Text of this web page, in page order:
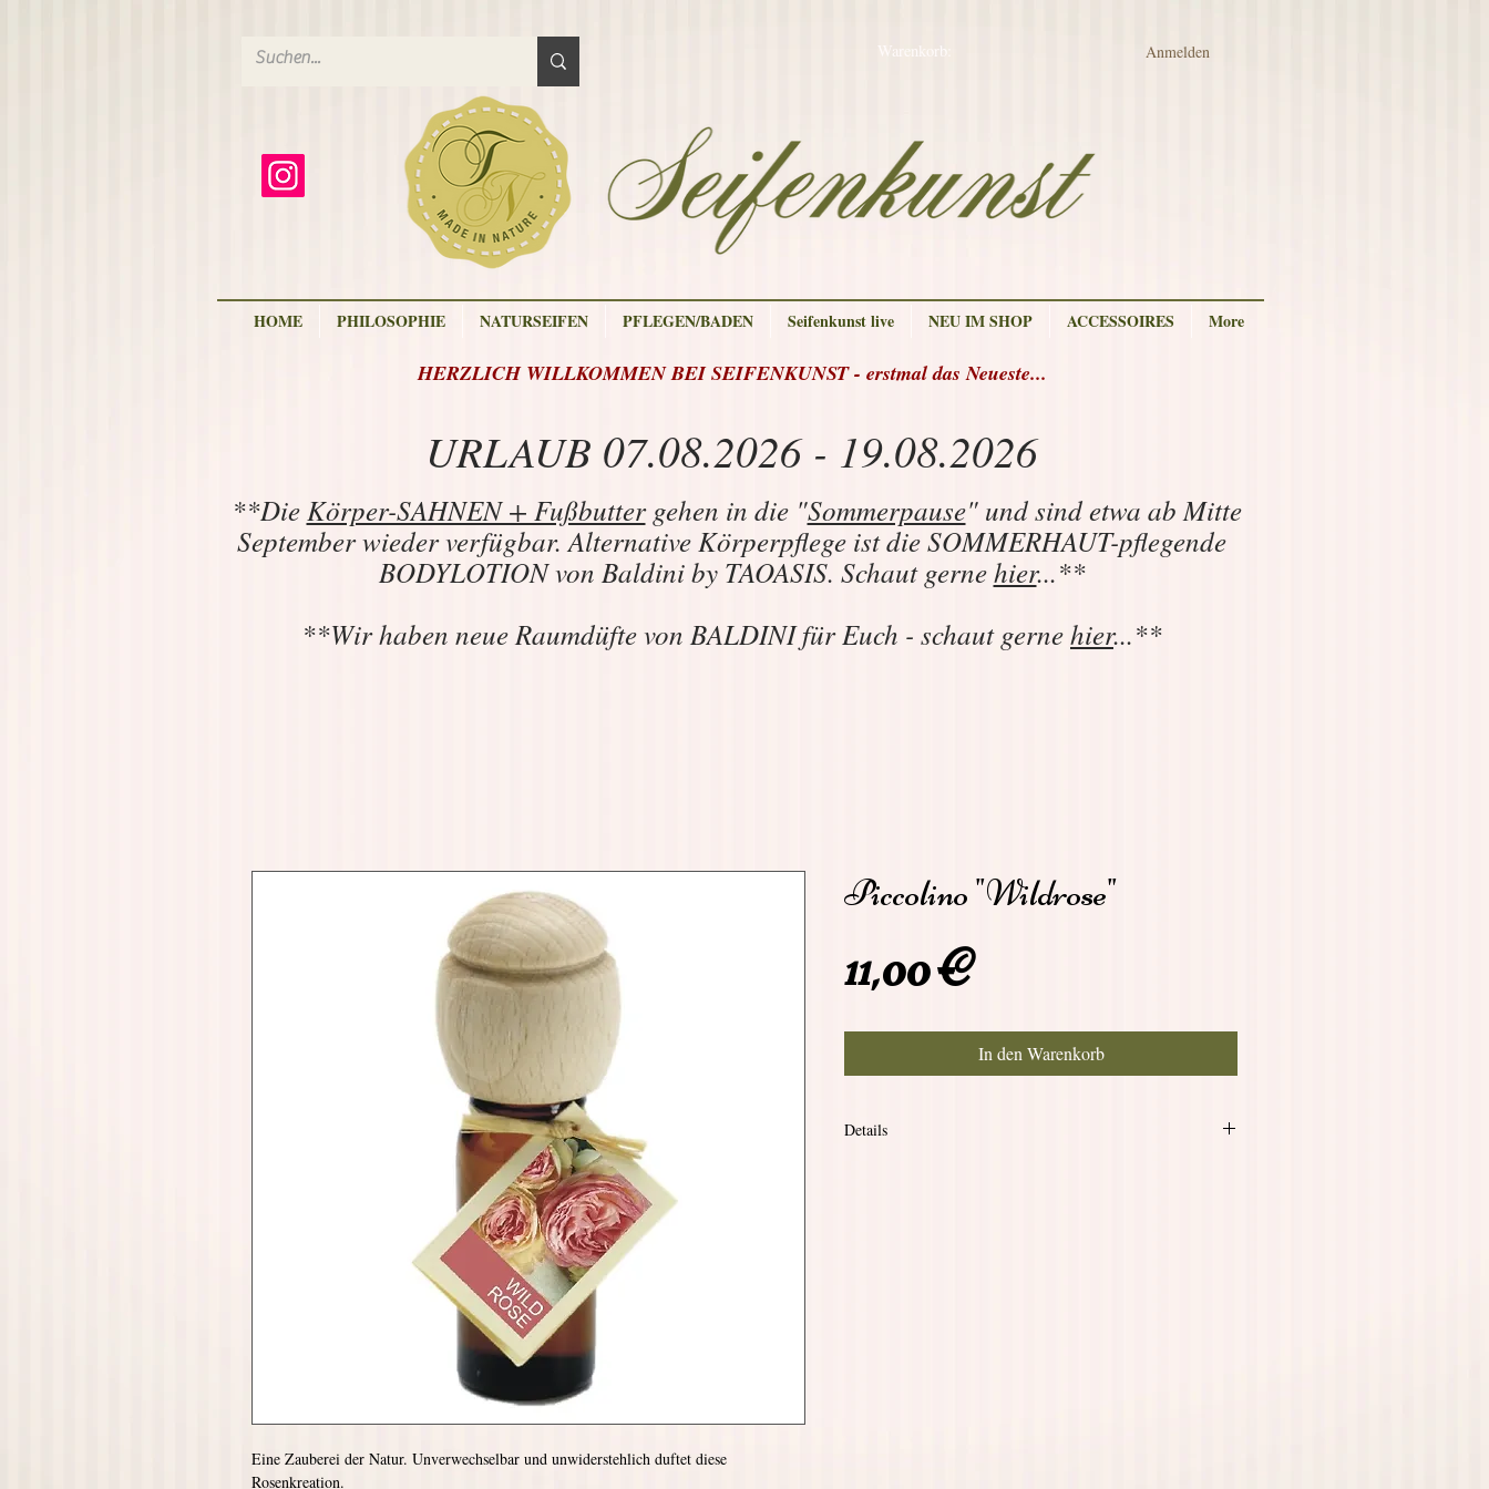
Warenkorb: Anmelden
HOME PHILOSOPHIE NATURSEIFEN PFLEGEN/BADEN Seifenkunst live NEU IM SHOP ACCESSOIRES More
HERZLICH WILLKOMMEN BEI SEIFENKUNST - erstmal das Neueste...
URLAUB 07.08.2026 - 19.08.2026
**DieKörper-SAHNEN + Fußbuttergehen in die "Sommerpause" und sind etwa ab Mitte
September wieder verfügbar. Alternative Körperpflege ist die SOMMERHAUT-pflegende
BODYLOTION von Baldini by TAOASIS. Schaut gernehier...**
**Wir haben neue Raumdüfte von BALDINI für Euch - schaut gernehier...**
Eine Zauberei der Natur. Unverwechselbar und unwiderstehlich duftet diese
Rosenkreation.
Piccolino "Wildrose"
11,00 €Preis
In den Warenkorb
Details